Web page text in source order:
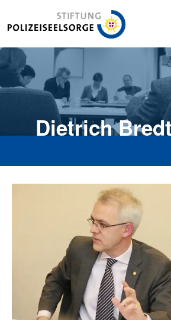
Stiftung Polizeiseelsorge
Dietrich